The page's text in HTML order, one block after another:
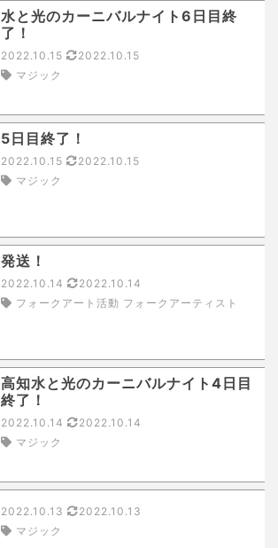
水と光のカーニバルナイト6日目終
了！
2022.10.15
2022.10.15
マジック
5日目終了！
2022.10.15
2022.10.15
マジック
発送！
2022.10.14
2022.10.14
フォークアート活動 フォークアーティスト
高知水と光のカーニバルナイト4日目
終了！
2022.10.14
2022.10.14
マジック
2022.10.13
2022.10.13
マジック